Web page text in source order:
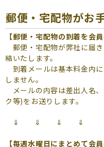
お申し込み
郵便・宅配物がお
【郵便・宅配物の到着を会
郵便・宅配物が弊社に届
絡いたします。
到着メールは基本料金内
しません。
メールの内容は差出人名
ク等)をお送りします。
⇓ ⇓ ⇓ ⇓
【毎週水曜日にまとめて会